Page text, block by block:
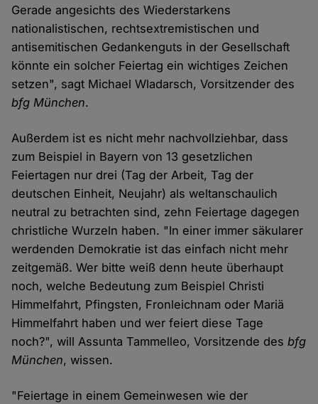
Gerade angesichts des Wiederstarkens
nationalistischen, rechtsextremistischen und
antisemitischen Gedankenguts in der Gesellschaft
könnte ein solcher Feiertag ein wichtiges Zeichen
setzen", sagt Michael Wladarsch, Vorsitzender des
bfg München.
Außerdem ist es nicht mehr nachvollziehbar, dass
zum Beispiel in Bayern von 13 gesetzlichen
Feiertagen nur drei (Tag der Arbeit, Tag der
deutschen Einheit, Neujahr) als weltanschaulich
neutral zu betrachten sind, zehn Feiertage dagegen
christliche Wurzeln haben. "In einer immer säkularer
werdenden Demokratie ist das einfach nicht mehr
zeitgemäß. Wer bitte weiß denn heute überhaupt
noch, welche Bedeutung zum Beispiel Christi
Himmelfahrt, Pfingsten, Fronleichnam oder Mariä
Himmelfahrt haben und wer feiert diese Tage
noch?", will Assunta Tammelleo, Vorsitzende desbfg
München, wissen.
"Feiertage in einem Gemeinwesen wie der